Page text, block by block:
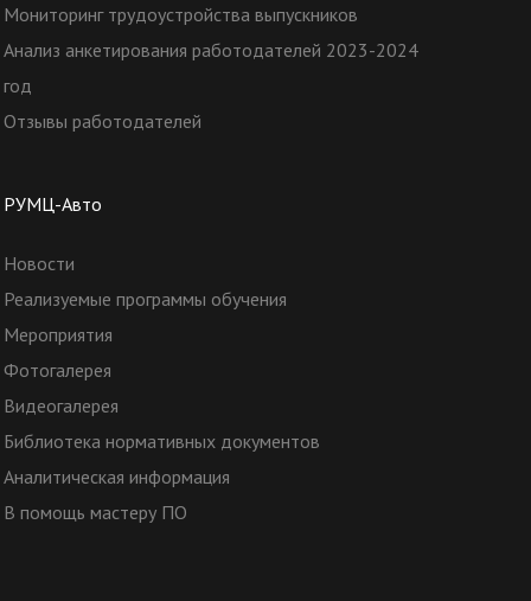
Мониторинг трудоустройства выпускников
Анализ анкетирования работодателей 2023-2024
год
Отзывы работодателей
РУМЦ-Авто
Новости
Реализуемые программы обучения
Мероприятия
Фотогалерея
Видеогалерея
Библиотека нормативных документов
Аналитическая информация
В помощь мастеру ПО